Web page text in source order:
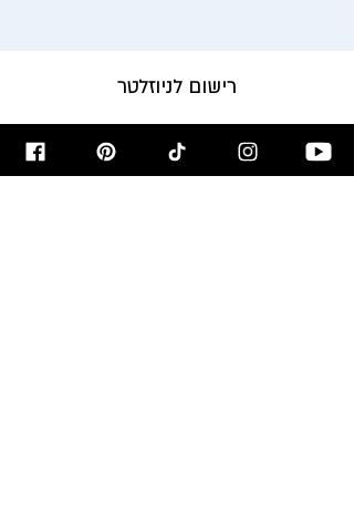
רישום לניוזלטר
הירשמו לניוזלטר לקבלת עדכונים על
המתכונים לפני כולם!